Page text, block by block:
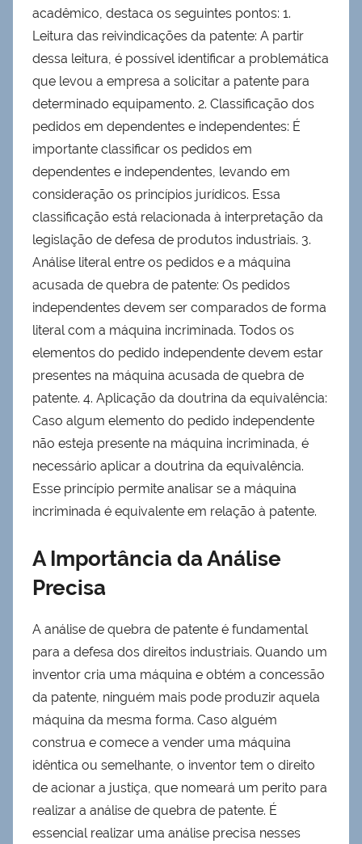
acadêmico, destaca os seguintes pontos: 1.
Leitura das reivindicações da patente: A partir
dessa leitura, é possível identificar a problemática
que levou a empresa a solicitar a patente para
determinado equipamento. 2. Classificação dos
pedidos em dependentes e independentes: É
importante classificar os pedidos em
dependentes e independentes, levando em
consideração os princípios jurídicos. Essa
classificação está relacionada à interpretação da
legislação de defesa de produtos industriais. 3.
Análise literal entre os pedidos e a máquina
acusada de quebra de patente: Os pedidos
independentes devem ser comparados de forma
literal com a máquina incriminada. Todos os
elementos do pedido independente devem estar
presentes na máquina acusada de quebra de
patente. 4. Aplicação da doutrina da equivalência:
Caso algum elemento do pedido independente
não esteja presente na máquina incriminada, é
necessário aplicar a doutrina da equivalência.
Esse princípio permite analisar se a máquina
incriminada é equivalente em relação à patente.
A Importância da Análise
Precisa
A análise de quebra de patente é fundamental
para a defesa dos direitos industriais. Quando um
inventor cria uma máquina e obtém a concessão
da patente, ninguém mais pode produzir aquela
máquina da mesma forma. Caso alguém
construa e comece a vender uma máquina
idêntica ou semelhante, o inventor tem o direito
de acionar a justiça, que nomeará um perito para
realizar a análise de quebra de patente. É
essencial realizar uma análise precisa nesses